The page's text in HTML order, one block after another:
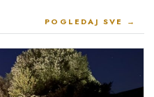
POGLEDAJ SVE →